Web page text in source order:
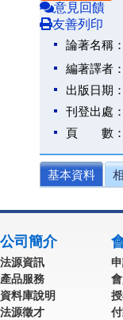
意見回饋
友善列印
論著名稱：
編著譯者：
出版日期：
刊登出處：
頁 數：
基本資料
公司簡介
法源資訊
產品服務
資料庫說明
法源徵才